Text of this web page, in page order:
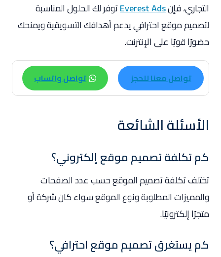
التجاري، فإنEverest Adsتوفر لك الحلول المناسبة
لتصميم موقع احترافي يدعم أهدافك التسويقية ويمنحك
حضورًا قويًا على الإنترنت.
تواصل معنا للحجز تواصل واتساب
الأسئلة الشائعة
كم تكلفة تصميم موقع إلكتروني؟
تختلف تكلفة تصميم الموقع حسب عدد الصفحات
والمميزات المطلوبة ونوع الموقع سواء كان شركة أو
متجرًا إلكترونيًا.
كم يستغرق تصميم موقع احترافي؟